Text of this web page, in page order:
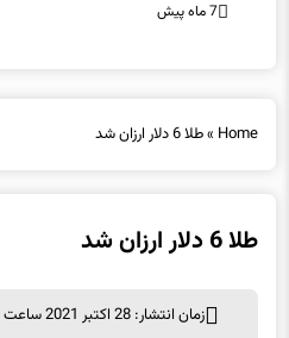
7 ماه پیش
Home
»طلا 6 دلار ارزان شد
طلا 6 دلار ارزان شد
زمان انتشار: 28 اکتبر 2021 ساعت 14:55